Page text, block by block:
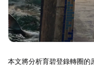
本文將分析育碧登錄轉圈的